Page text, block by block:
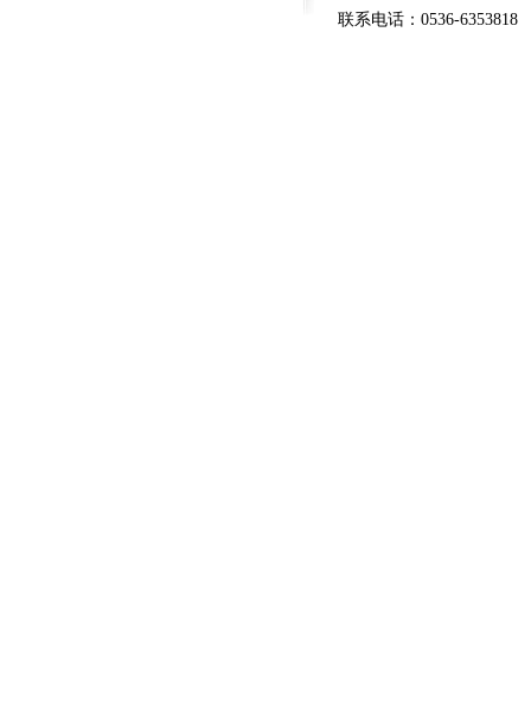
联系电话：0536-6353818